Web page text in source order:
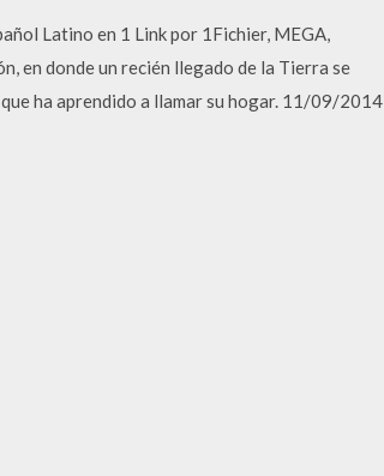
Latino en 1 Link por 1Fichier, MEGA,
en donde un recién llegado de la Tierra se
ha aprendido a llamar su hogar. 11/09/2014